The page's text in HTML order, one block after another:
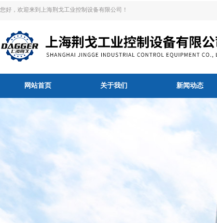
您好，欢迎来到上海荆戈工业控制设备有限公司！
网站首页 关于我们 新闻动态